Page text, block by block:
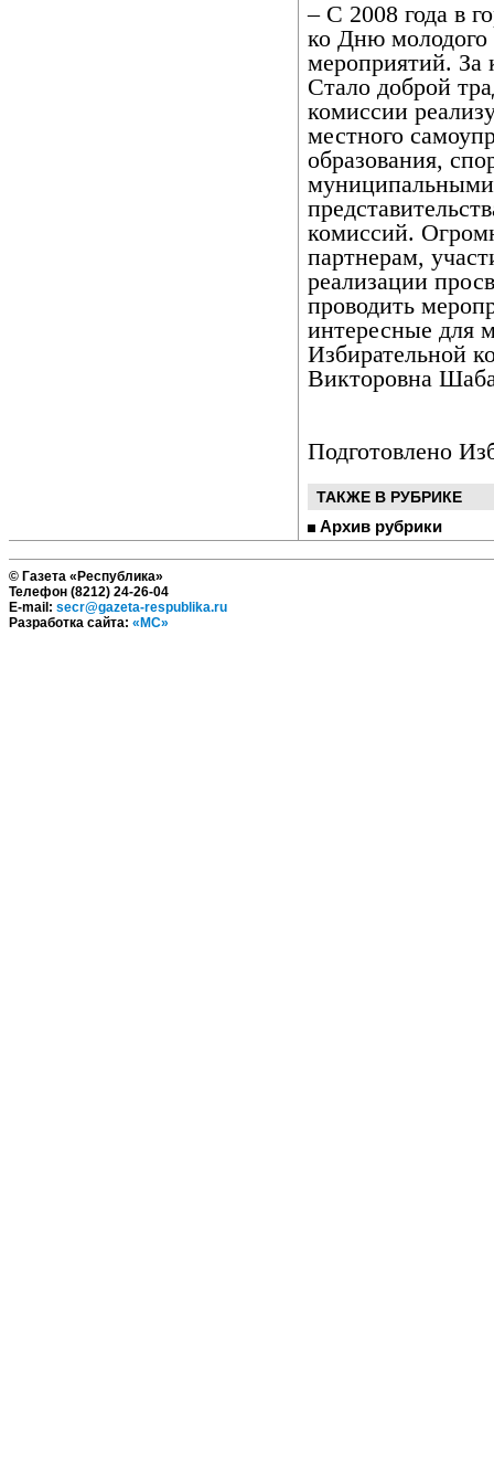
– С 2008 года в
ко Дню молодого
мероприятий.
Стало доброй
комиссии
местного
образования,
муниципальными
комиссий.
партнерам,
реализации
проводить
интересные для
Избирательной
Викторовна
Подготовлено
ТАКЖЕ В РУБРИКЕ
Архив рубрики
© Газета «Республика»
Телефон (8212) 24-26-04
E-mail: secr@gazeta-respublika.ru
Разработка сайта: «МС»